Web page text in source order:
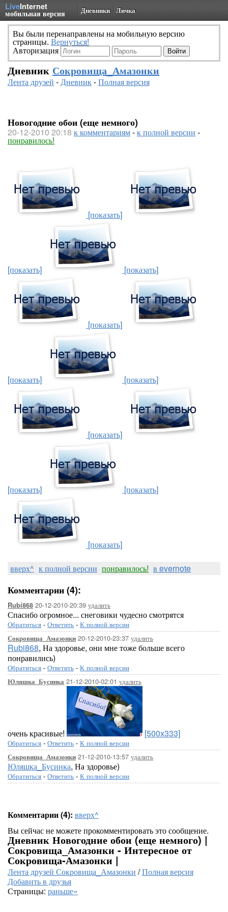
LiveInternet
мобильная версия Дневники Личка
Вы были перенаправлены на мобильную версию
страницы. Вернуться!
Авторизация
Дневник Сокровища_Амазонки
Лента друзей -Дневник-Полная версия
Новогодние обои (еще немного)
20-12-2010 20:18 к комментариям-к полной версии -
понравилось!
[показать]
[показать] [показать]
[показать]
[показать] [показать]
[показать]
[показать] [показать]
[показать]
вверх^ к полной версии понравилось! в evernote
Комментарии (4):
Rubi868 20-12-2010-20:39 удалить
Спасибо огромное... снеговики чудесно смотрятся
Обратиться - Ответить - К полной версии
Сокровища_Амазонки 20-12-2010-23:37 удалить
Rubi868, На здоровье, они мне тоже больше всего
понравились)
Обратиться - Ответить - К полной версии
Юляшка_Бусинка 21-12-2010-02:01 удалить
очень красивые! [500x333]
Обратиться - Ответить - К полной версии
Сокровища_Амазонки 21-12-2010-13:57 удалить
Юляшка_Бусинка, На здоровье)
Обратиться - Ответить - К полной версии
Комментарии (4): вверх^
Вы сейчас не можете прокомментировать это сообщение.
Дневник Новогодние обои (еще немного) |
Сокровища_Амазонки - Интересное от
Сокровища-Амазонки |
Лента друзей Сокровища_Амазонки /Полная версия
Добавить в друзья
Страницы: раньше»